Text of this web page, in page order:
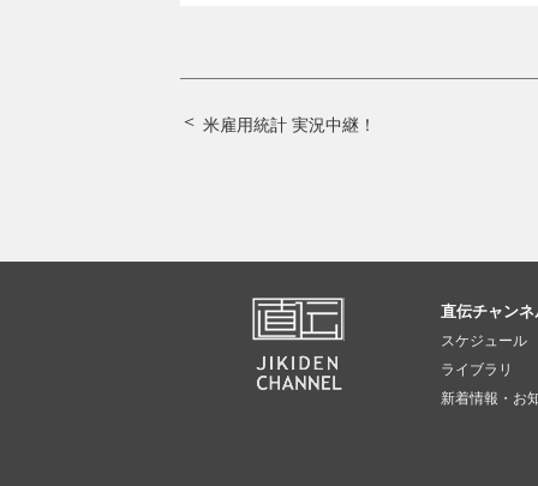
米雇用統計 実況中継！
直伝チャン
スケジュール
ライブラリ
新着情報・お